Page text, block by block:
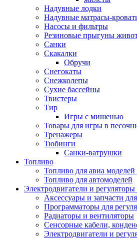
Надувные лодки
Надувные матрасы-
Насосы и фильтры
Резиновые прыгуны
Санки
Скакалки
Обручи
Снегокаты
Снежколепы
Сухие бассейны
Твистеры
Тир
Игры с мишенью
Товары для игры в
Тренажеры
Тюбинги
Санки-ватрушки
Топливо
Топливо для авиа моделей
Топливо для автомоделей
Электродвигатели и регуляторы
Аксессуары и запчасти
Программаторы для
Радиаторы и вентиляторы
Сенсорные кабели,
Электродвигатели и